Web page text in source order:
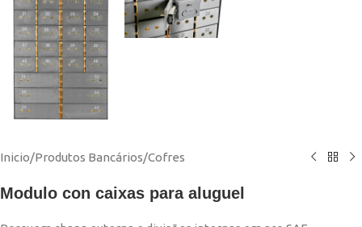
Inicio/Produtos Bancários/Cofres
Modulo con caixas para aluguel